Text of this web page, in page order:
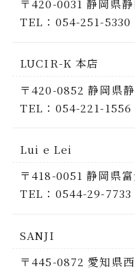
〒420-0031 静岡県
TEL：054-251-5330
LUCIR-K 本店
〒420-0852 静岡県
TEL：054-221-1556
Lui e Lei
〒418-0051 静岡県
TEL：0544-29-7733
SANJI
〒445-0872 愛知県